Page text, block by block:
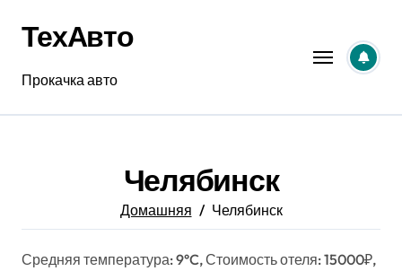
содержанию
ТехАвто
Прокачка авто
Челябинск
Домашняя Челябинск
Средняя температура: 9°C, Стоимость отеля: 15000₽,